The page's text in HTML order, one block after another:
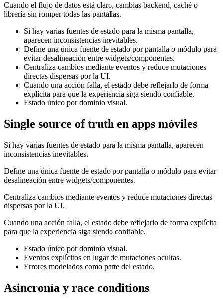
Cuando el flujo de datos está claro, cambias backend, caché o
librería sin romper todas las pantallas.
Si hay varias fuentes de estado para la misma pantalla,
aparecen inconsistencias inevitables.
Define una única fuente de estado por pantalla o módulo para
evitar desalineación entre widgets/componentes.
Centraliza cambios mediante eventos y reduce mutaciones
directas dispersas por la UI.
Cuando una acción falla, el estado debe reflejarlo de forma
explícita para que la experiencia siga siendo confiable.
Estado único por dominio visual.
Single source of truth en apps móviles
Si hay varias fuentes de estado para la misma pantalla, aparecen
inconsistencias inevitables.
Define una única fuente de estado por pantalla o módulo para evitar
desalineación entre widgets/componentes.
Centraliza cambios mediante eventos y reduce mutaciones directas
dispersas por la UI.
Cuando una acción falla, el estado debe reflejarlo de forma explícita
para que la experiencia siga siendo confiable.
Estado único por dominio visual.
Eventos explícitos en lugar de mutaciones ocultas.
Errores modelados como parte del estado.
Asincronía y race conditions